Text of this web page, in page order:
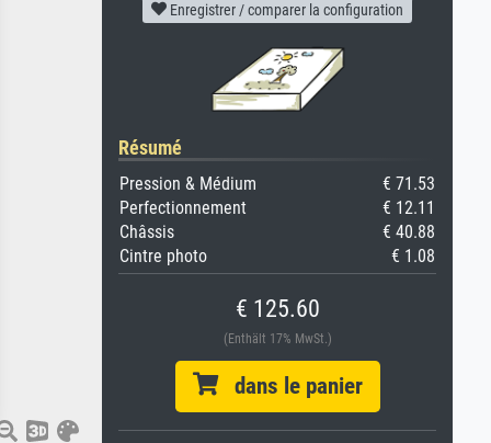
Enregistrer / comparer la configuration
Résumé
Pression & Médium
€ 71.53
Perfectionnement
€ 12.11
Châssis
€ 40.88
Cintre photo
€ 1.08
€ 125.60
(Enthält 17% MwSt.)
dans le panier